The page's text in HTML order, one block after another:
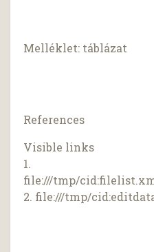
Melléklet: táblázat
References
Visible links
1.
file:///tmp/cid:
2. file:///tmp/